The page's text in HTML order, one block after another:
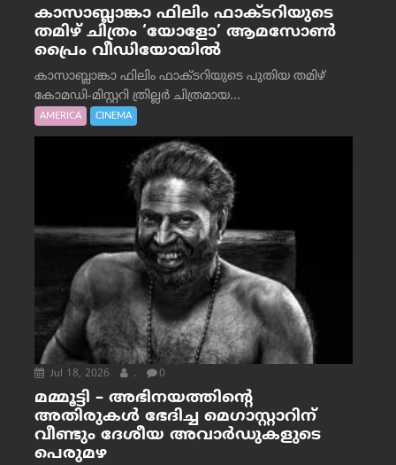
കാസാബ്ലാങ്കാ ഫിലിം ഫാക്ടറിയുടെ
തമിഴ് ചിത്രം ‘യോളോ’ ആമസോൺ
പ്രൈം വീഡിയോയിൽ
കാസാബ്ലാങ്കാ ഫിലിം ഫാക്ടറിയുടെ പുതിയ തമിഴ്
കോമഡി-മിസ്റ്ററി ത്രില്ലർ ചിത്രമായ...
AMERICA CINEMA
Jul 18, 2026 . 0
മമ്മൂട്ടി – അഭിനയത്തിന്റെ
അതിരുകൾ ഭേദിച്ച മെഗാസ്റ്റാറിന്
വീണ്ടും ദേശീയ അവാർഡുകളുടെ
പെരുമഴ